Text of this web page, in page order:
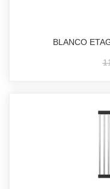
BLANCO